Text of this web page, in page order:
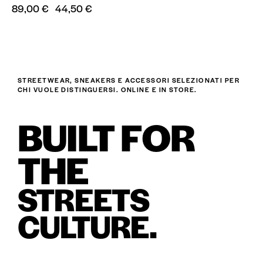
89,00€ 44,50€
STREETWEAR, SNEAKERS E ACCESSORI SELEZIONATI PER
CHI VUOLE DISTINGUERSI. ONLINE E IN STORE.
BUILT FOR
THE
STREETS
CULTURE.